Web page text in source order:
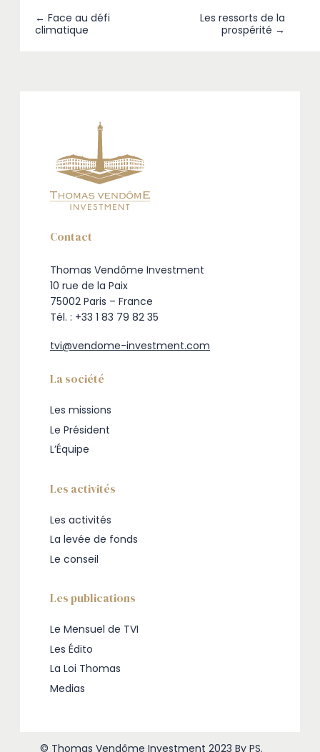
← Face au défi
climatique
Les ressorts de la
prospérité →
Contact
Thomas Vendôme Investment
10 rue de la Paix
75002 Paris – France
Tél. : +33 1 83 79 82 35
tvi@vendome-investment.com
La société
Les missions
Le Président
L’Équipe
Les activités
Les activités
La levée de fonds
Le conseil
Les publications
Le Mensuel de TVI
Les Édito
La Loi Thomas
Medias
© Thomas Vendôme Investment 2023 By PS.